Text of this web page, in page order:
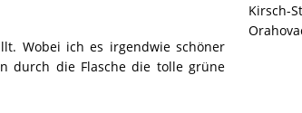
Wobei ich es irgendwie schöner
durch die Flasche die tolle grüne
Kirsch-